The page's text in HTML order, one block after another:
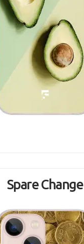
Spare Change